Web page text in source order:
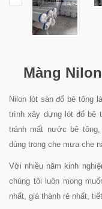
Màng
Nilon lót sàn đổ bê tông
trình xây dựng lót đổ bê
tránh mất nước bê
dùng trong che mưa che
Với nhiều năm kinh
chúng tôi luôn mong
nhất, giá thành rẻ nhất,